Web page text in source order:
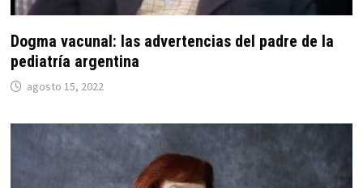
Dogma vacunal: las advertencias del padre de la
pediatría argentina
agosto 15, 2022